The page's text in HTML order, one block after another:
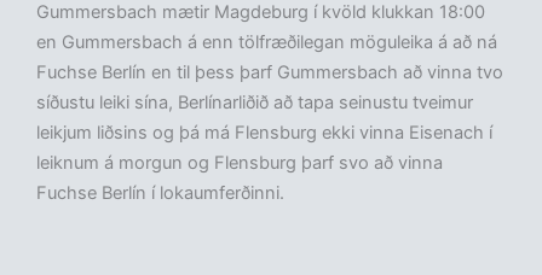
Gummersbach mætir Magdeburg í kvöld klukkan 18:00
en Gummersbach á enn tölfræðilegan möguleika á að ná
Fuchse Berlín en til þess þarf Gummersbach að vinna tvo
síðustu leiki sína, Berlínarliðið að tapa seinustu tveimur
leikjum liðsins og þá má Flensburg ekki vinna Eisenach í
leiknum á morgun og Flensburg þarf svo að vinna
Fuchse Berlín í lokaumferðinni.